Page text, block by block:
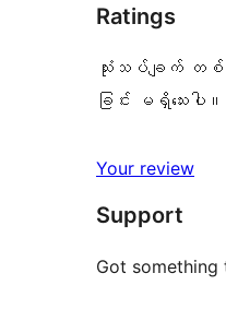
Ratings
သုံးသပ်ချက် တ
ခြင်း မရှိသေးပါ။
Your review
Support
Got something